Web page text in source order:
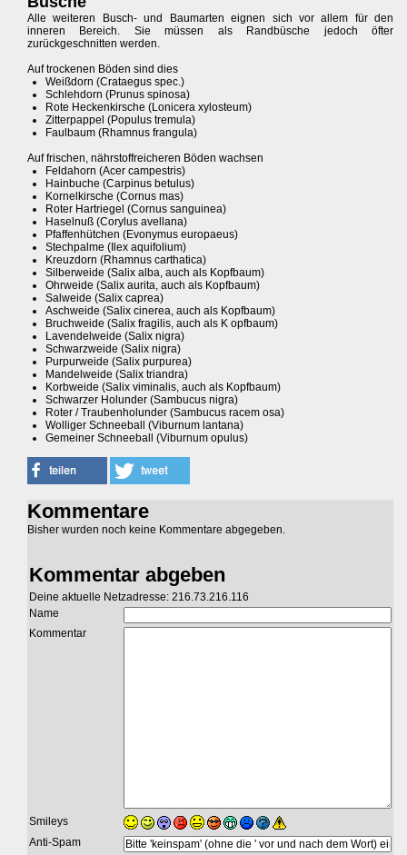
Alle weiteren Busch- und Baumarten eignen sich vor allem für den
inneren Bereich. Sie müssen als Randbüsche jedoch öfter
zurückgeschnitten werden.
Auf trockenen Böden sind dies
Weißdorn (Crataegus spec.)
Schlehdorn (Prunus spinosa)
Rote Heckenkirsche (Lonicera xylosteum)
Zitterpappel (Populus tremula)
Faulbaum (Rhamnus frangula)
Auf frischen, nährstoffreicheren Böden wachsen
Feldahorn (Acer campestris)
Hainbuche (Carpinus betulus)
Kornelkirsche (Cornus mas)
Roter Hartriegel (Cornus sanguinea)
Haselnuß (Corylus avellana)
Pfaffenhütchen (Evonymus europaeus)
Stechpalme (Ilex aquifolium)
Kreuzdorn (Rhamnus carthatica)
Silberweide (Salix alba, auch als Kopfbaum)
Ohrweide (Salix aurita, auch als Kopfbaum)
Salweide (Salix caprea)
Aschweide (Salix cinerea, auch als Kopfbaum)
Bruchweide (Salix fragilis, auch als K opfbaum)
Lavendelweide (Salix nigra)
Schwarzweide (Salix nigra)
Purpurweide (Salix purpurea)
Mandelweide (Salix triandra)
Korbweide (Salix viminalis, auch als Kopfbaum)
Schwarzer Holunder (Sambucus nigra)
Roter / Traubenholunder (Sambucus racem osa)
Wolliger Schneeball (Viburnum lantana)
Gemeiner Schneeball (Viburnum opulus)
Kommentare
Bisher wurden noch keine Kommentare abgegeben.
Kommentar abgeben
Deine aktuelle Netzadresse: 216.73.216.116
Name
Kommentar
Smileys
Anti-Spam